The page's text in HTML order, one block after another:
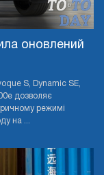
оновлений
S, Dynamic SE,
дозволяє
режимі
на ...